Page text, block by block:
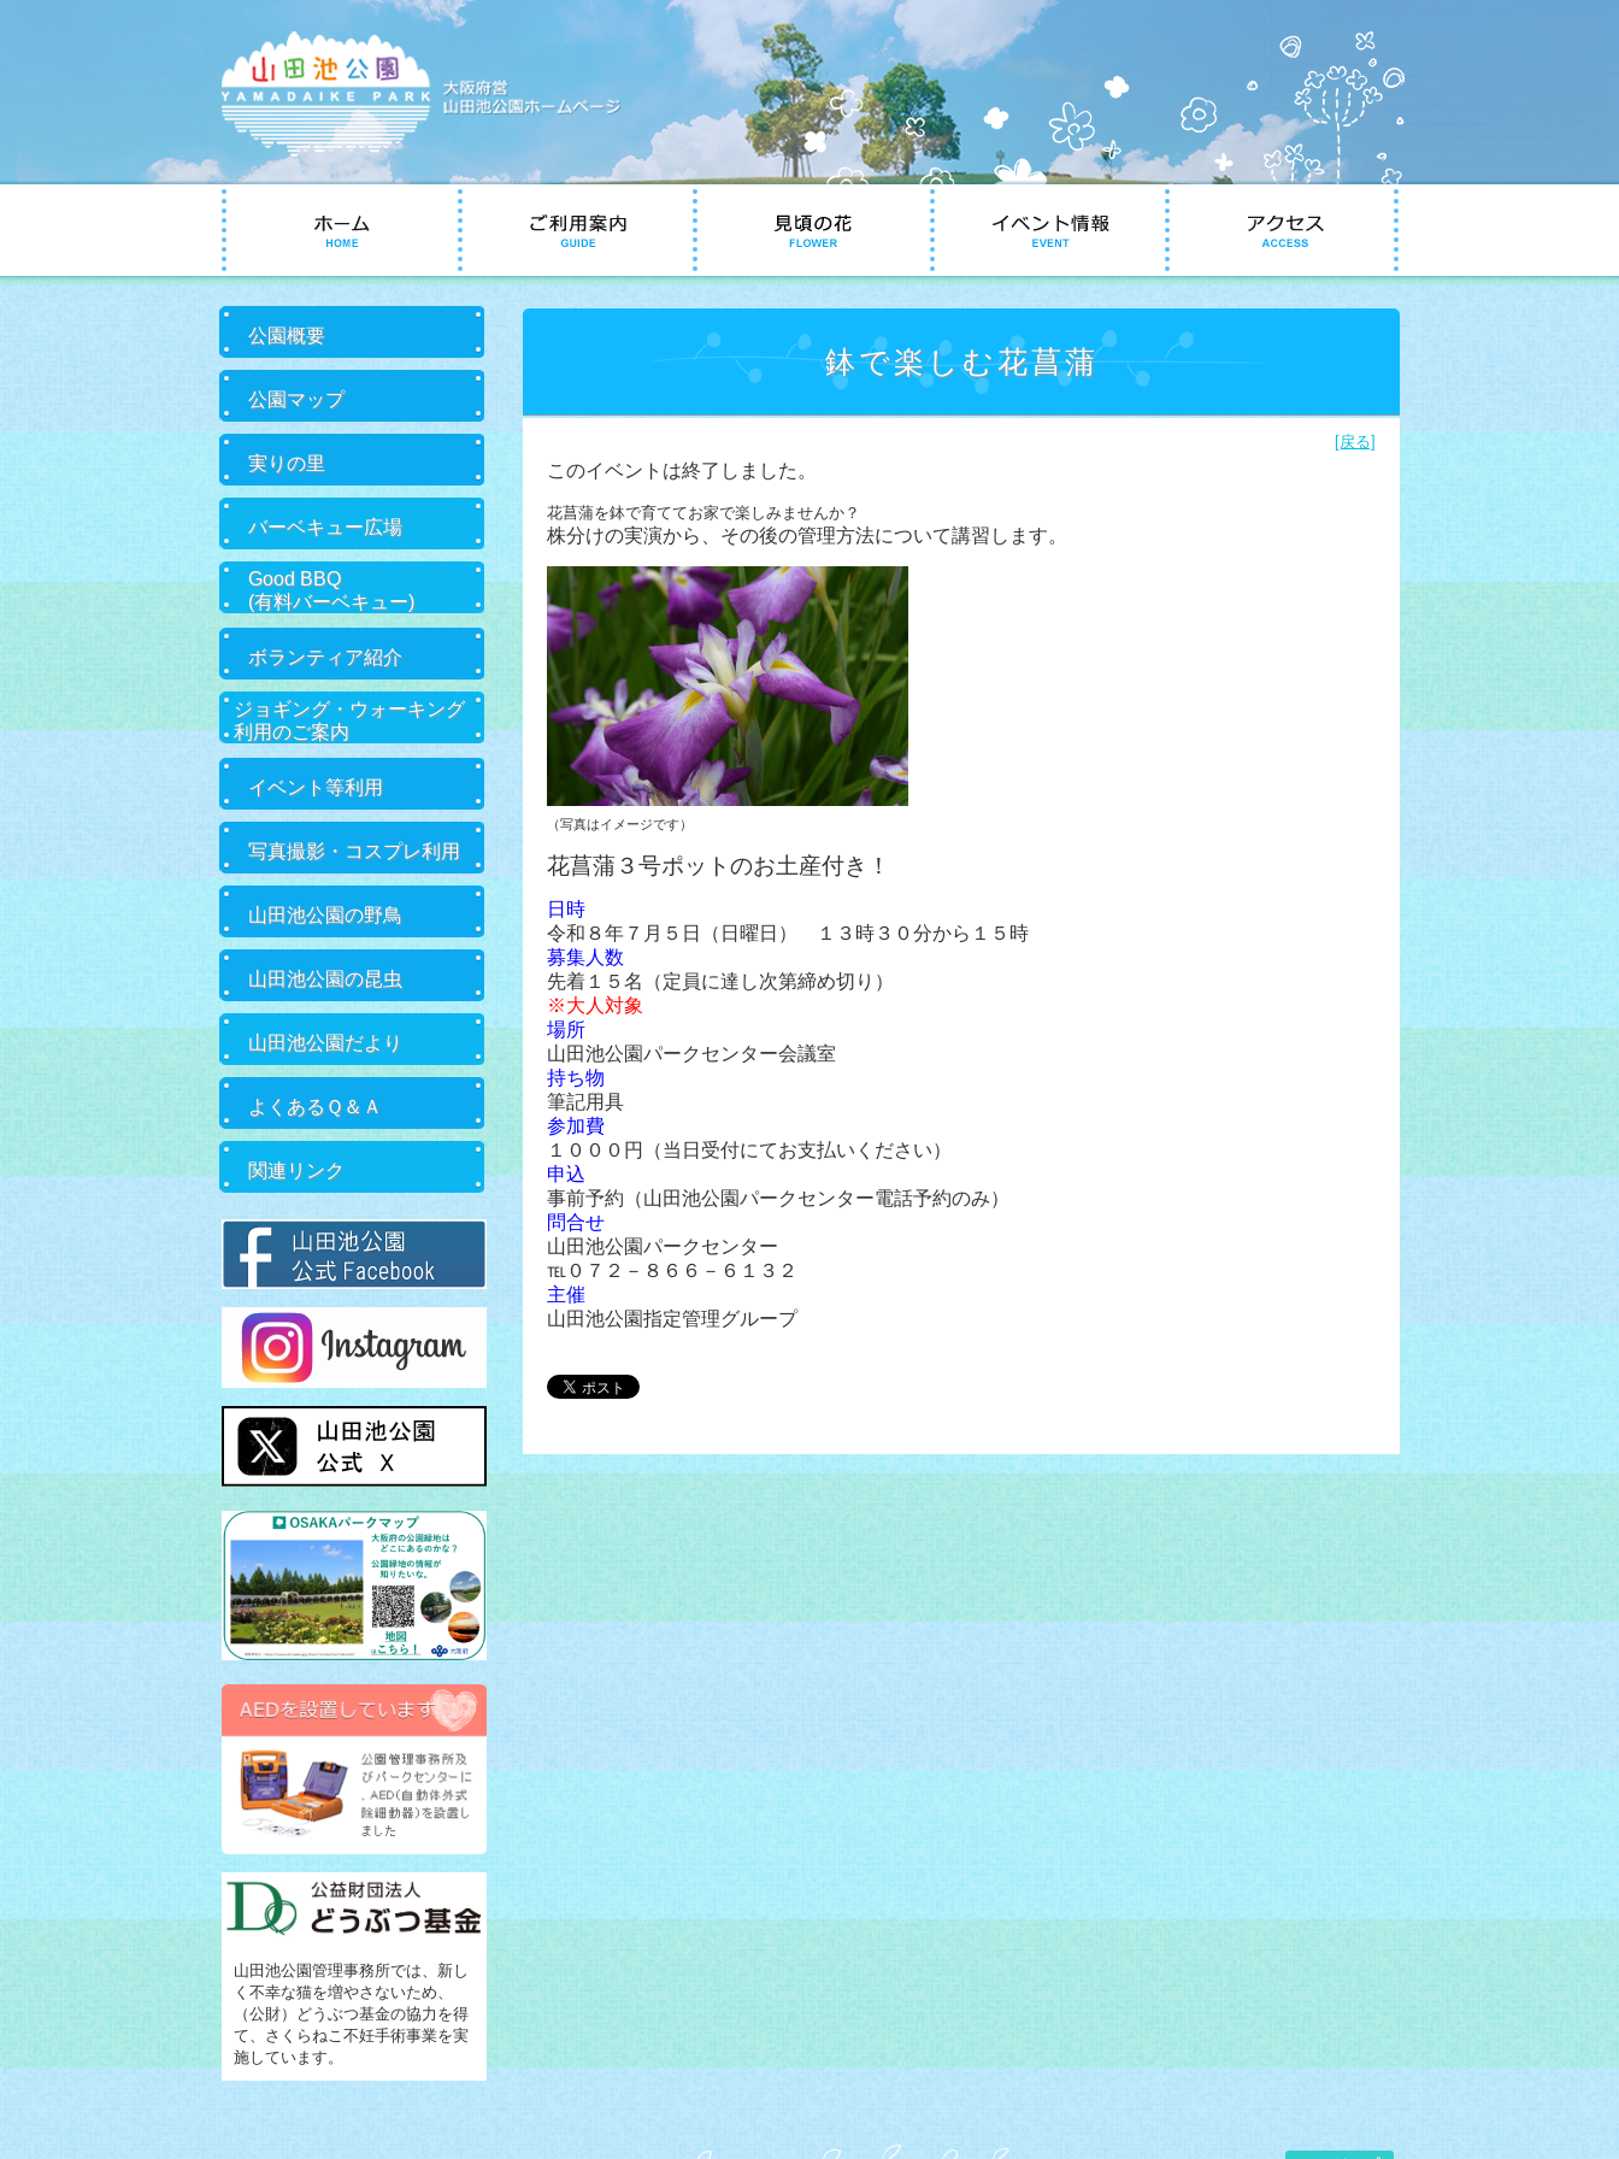
コ
ン
テ
ン
ツ
へ
動
鉢で楽しむ花菖蒲
[戻る]
このイベントは終了しました。
花菖蒲を鉢で育ててお家で楽しみませんか？
株分けの実演から、その後の管理方法について講習します。
（写真はイメージです）
花菖蒲３号ポットのお土産付き！
日時
令和８年７月５日（日曜日） １３時３０分から１５時
募集人数
先着１５名（定員に達し次第締め切り）
※大人対象
場所
山田池公園パークセンター会議室
持ち物
筆記用具
参加費
１０００円（当日受付にてお支払いください）
申込
事前予約（山田池公園パークセンター電話予約のみ）
問合せ
山田池公園パークセンター
℡０７２－８６６－６１３２
主催
山田池公園指定管理グループ
サ
メ
ニ
ー
公園概要
公園マップ
実りの里
バーベキュー広場
Good BBQ
(有料バーベキュー)
ボランティア紹介
ジョギング・ウォーキング
利用のご案内
イベント等利用
写真撮影・コスプレ利用
山田池公園の野鳥
山田池公園の昆虫
山田池公園だより
よくあるＱ＆Ａ
関連リンク
山田池公園管理事務所では、新し
く不幸な猫を増やさないため、
（公財）どうぶつ基金の協力を得
て、さくらねこ不妊手術事業を実
施しています。